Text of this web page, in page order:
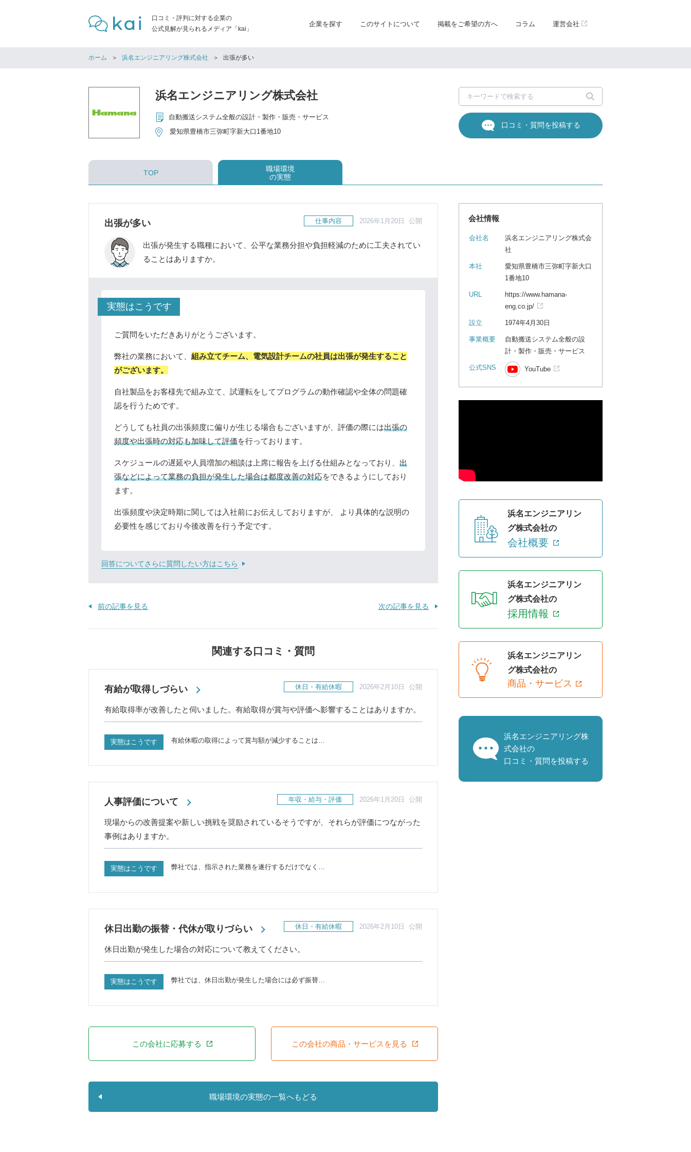
口コミ・評判に対する企業の
公式見解が見られるメディア「kai」
企業を探す このサイトについて 掲載をご希望の方へ コラム 運営会社
ホーム 浜名エンジニアリング株式会社 出張が多い
浜名エンジニアリング株式会社
自動搬送システム全般の設計・製作・販売・サービス
愛知県豊橋市三弥町字新大口1番地10
口コミ・質問を投稿する
TOP
職場環境
の実態
出張が多い 仕事内容 2026年1月20日 公開
出張が発生する職種において、公平な業務分担や負担軽減のために工夫されてい
ることはありますか。
実態はこうです
ご質問をいただきありがとうございます。
弊社の業務において、 組み立てチーム、電気設計チームの社員は出張が発生すること
がございます。
自社製品をお客様先で組み立て、試運転をしてプログラムの動作確認や全体の問題確
認を行うためです。
どうしても社員の出張頻度に偏りが生じる場合もございますが、評価の際には出張の
頻度や出張時の対応も加味して評価を行っております。
スケジュールの遅延や人員増加の相談は上席に報告を上げる仕組みとなっており、 出
張などによって業務の負担が発生した場合は都度改善の対応をできるようにしており
ます。
出張頻度や決定時期に関しては入社前にお伝えしておりますが、 より具体的な説明の
必要性を感じており今後改善を行う予定です。
回答についてさらに質問したい方はこちら
前の記事を見る 次の記事を見る
関連する口コミ・質問
有給が取得しづらい 休日・有給休暇 2026年2月10日 公開
有給取得率が改善したと伺いました。有給取得が賞与や評価へ影響することはありますか。
実態はこうです 有給休暇の取得によって賞与額が減少することは…
人事評価について 年収・給与・評価 2026年1月20日 公開
現場からの改善提案や新しい挑戦を奨励されているそうですが、それらが評価につながった
事例はありますか。
実態はこうです 弊社では、指示された業務を遂行するだけでなく…
休日出勤の振替・代休が取りづらい 休日・有給休暇 2026年2月10日 公開
休日出勤が発生した場合の対応について教えてください。
実態はこうです 弊社では、休日出勤が発生した場合には必ず振替…
この会社に応募する この会社の商品・サービスを見る
職場環境の実態の一覧へもどる
会社情報
会社名
浜名エンジニアリング株式会
社
本社
愛知県豊橋市三弥町字新大口
1番地10
URL
https://www.hamana-
eng.co.jp/
設立 1974年4月30日
事業概要
自動搬送システム全般の設
計・製作・販売・サービス
公式SNS YouTube
浜名エンジニアリン
グ株式会社の
会社概要
浜名エンジニアリン
グ株式会社の
採用情報
浜名エンジニアリン
グ株式会社の
商品・サービス
浜名エンジニアリング株
式会社の
口コミ・質問を投稿する